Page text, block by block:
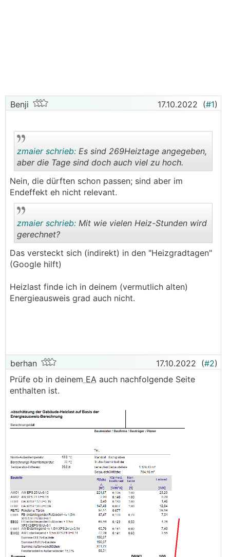
Benji 17.10.2022 (#1)
..
zmaier schrieb: Es sind 269Heiztage angegeben,
aber die Tage sind doch auch viel zu hoch.
Nein, die dürften schon passen; sind aber im
Endeffekt eh nicht relevant.
zmaier schrieb: Mit wie vielen Heiz-Stunden wird
gerechnet?
Das versteckt sich (indirekt) in den "Heizgradtagen"
(Google hilft)
Heizlast finde ich in deinem (vermutlich alten)
Energieausweis grad auch nicht.
berhan 17.10.2022 (#2)
Prüfe ob in deinem EA auch nachfolgende Seite
enthalten ist.